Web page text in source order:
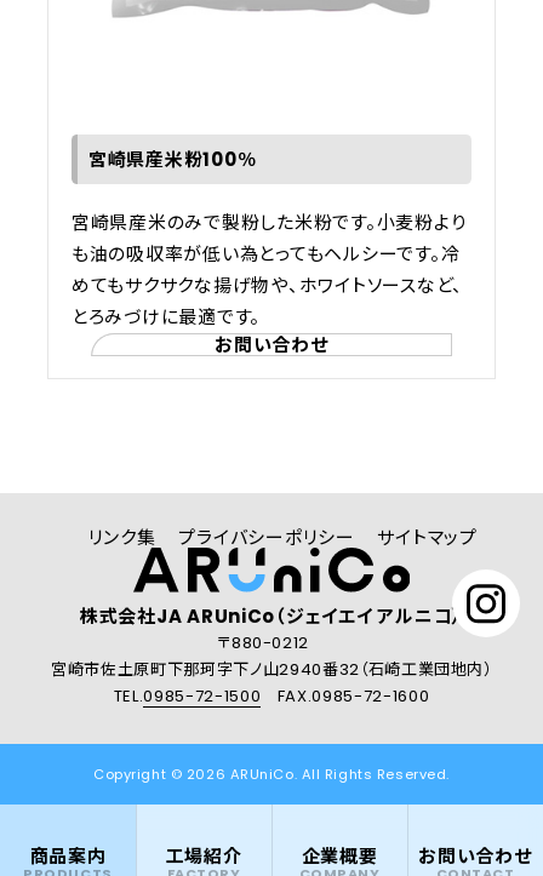
商品案内 工場紹介 企業概要 お問い合わせ
宮崎県産米粉100％
宮崎県産米のみで製粉した米粉です。小麦粉より
も油の吸収率が低い為とってもヘルシーです。冷
めてもサクサクな揚げ物や、ホワイトソースなど、
とろみづけに最適です。
お問い合わせ
リンク集 プライバシーポリシー サイトマップ
株式会社JA ARUniCo（ジェイエイ アルニコ）
〒880-0212
宮崎市佐土原町下那珂字下ノ山2940番32（石崎工業団地内）
TEL.0985-72-1500 FAX.0985-72-1600
Copyright © 2026 ARUniCo. All Rights Reserved.